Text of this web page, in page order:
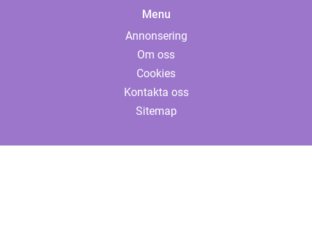
Menu
Annonsering
Om oss
Cookies
Kontakta oss
Sitemap